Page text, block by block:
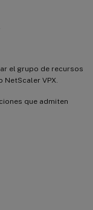
el grupo de recursos
VPX.
que admiten